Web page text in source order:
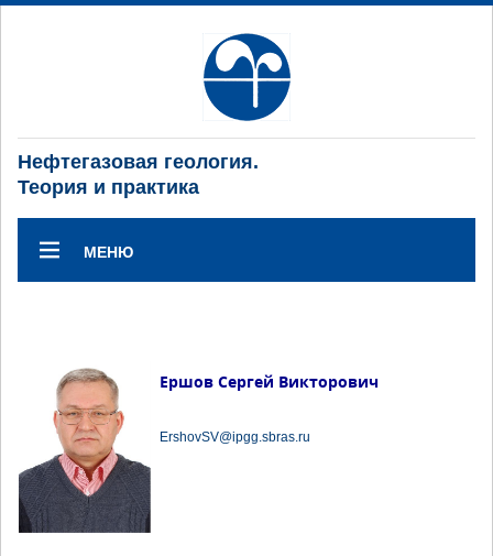
Нефтегазовая геология.
Теория и практика
МЕНЮ
Ершов Сергей Викторович
ErshovSV@ipgg.sbras.ru